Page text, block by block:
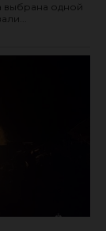
выбрана одной